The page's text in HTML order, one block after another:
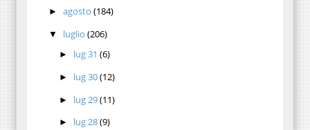
► agosto (184)
▼ luglio (206)
► lug 31(6)
► lug 30(12)
► lug 29(11)
► lug 28(9)